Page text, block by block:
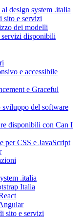
design system .italia
sito e servizi
dei modelli
disponibili
e accessibile
e Graceful
del software
disponibili con Can I
per CSS e JavaScript
.italia
Italia
sito e servizi